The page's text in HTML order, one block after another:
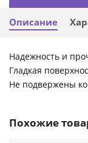
Описание
Надежность и
Гладкая
Не подвержены
Похожие